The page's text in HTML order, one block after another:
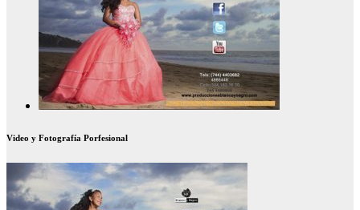
Video y Fotografía Porfesional